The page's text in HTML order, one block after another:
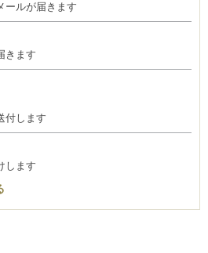
ールが届きます
きます
付します
します